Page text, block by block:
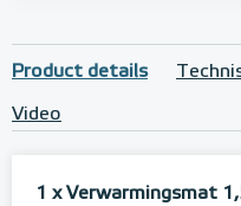
Product details
Video
1 x Verwarmingsmat